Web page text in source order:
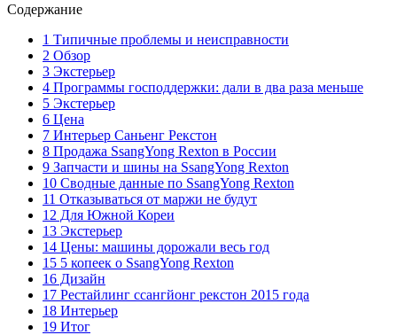
Содержание
1 Типичные проблемы и неисправности
2 Обзор
3 Экстерьер
4 Программы господдержки: дали в два раза меньше
5 Экстерьер
6 Цена
7 Интерьер Саньенг Рекстон
8 Продажа SsangYong Rexton в России
9 Запчасти и шины на SsangYong Rexton
10 Сводные данные по SsangYong Rexton
11 Отказываться от маржи не будут
12 Для Южной Кореи
13 Экстерьер
14 Цены: машины дорожали весь год
15 5 копеек о SsangYong Rexton
16 Дизайн
17 Рестайлинг ссангйонг рекстон 2015 года
18 Интерьер
19 Итог